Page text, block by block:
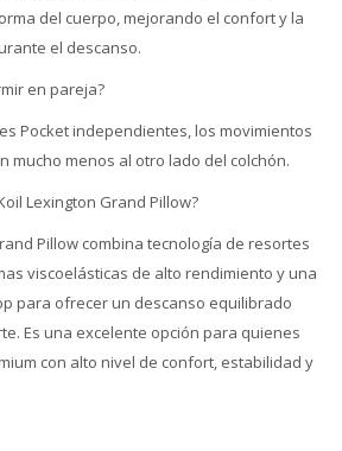
del cuerpo, mejorando el confort y la
el descanso.
en pareja?
Pocket independientes, los movimientos
mucho menos al otro lado del colchón.
Lexington Grand Pillow?
Pillow combina tecnología de resortes
viscoelásticas de alto rendimiento y una
para ofrecer un descanso equilibrado
Es una excelente opción para quienes
con alto nivel de confort, estabilidad y